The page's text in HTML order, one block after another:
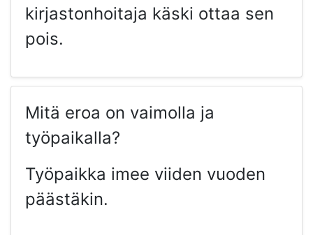
kirjastonhoitaja käski ottaa sen
pois.
Mitä eroa on vaimolla ja
työpaikalla?
Työpaikka imee viiden vuoden
päästäkin.